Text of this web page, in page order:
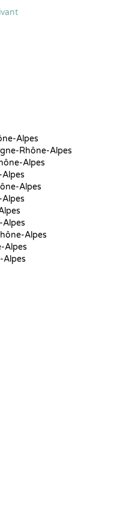
Alpes
Rhône-Alpes
Alpes
Alpes
Alpes
Alpes
Alpes